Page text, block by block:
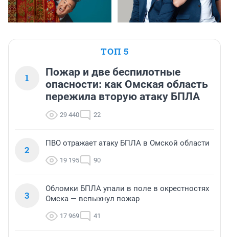
ТОП 5
1
Пожар и две беспилотные
опасности: как Омская область
пережила вторую атаку БПЛА
29 440 22
2
ПВО отражает атаку БПЛА в Омской области
19 195 90
3
Обломки БПЛА упали в поле в окрестностях
Омска — вспыхнул пожар
17 969 41